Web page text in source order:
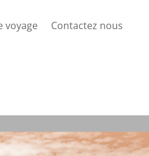
voyage
Contactez nous